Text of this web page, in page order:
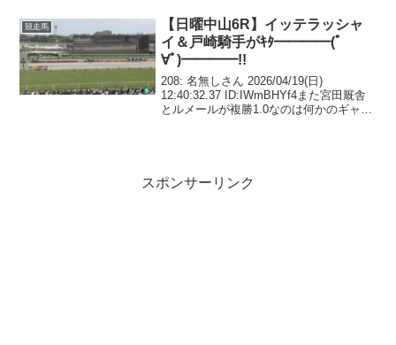
競走馬
【日曜中山6R】イッテラッシャ
イ＆戸崎騎手がｷﾀ━━━━(ﾟ
∀ﾟ)━━━━!!
208: 名無しさん 2026/04/19(日)
12:40:32.37 ID:IWmBHYf4また宮田厩舎
とルメールが複勝1.0なのは何かのギャグ
スポンサーリンク